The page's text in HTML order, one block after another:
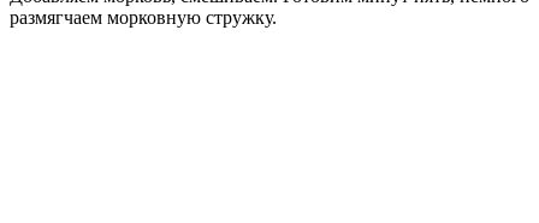
размягчаем морковную стружку.